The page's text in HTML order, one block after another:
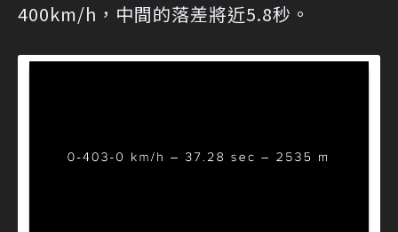
400km/h，中間的落差將近5.8秒。